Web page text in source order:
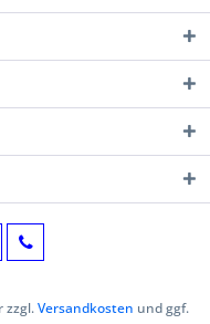
zzgl.Versandkosten und ggf.